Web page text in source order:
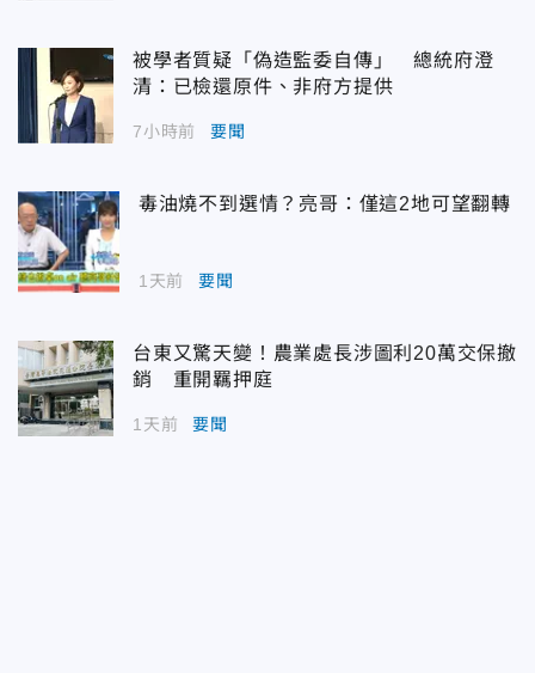
被學者質疑「偽造監委自傳」 總統府澄
清：已檢還原件、非府方提供
7小時前 要聞
毒油燒不到選情？亮哥：僅這2地可望翻轉
1天前 要聞
台東又驚天變！農業處長涉圖利20萬交保撤
銷 重開羈押庭
1天前 要聞